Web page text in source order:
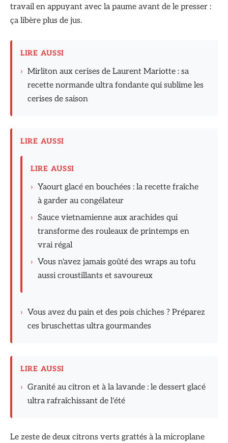
travail en appuyant avec la paume avant de le presser :
ça libère plus de jus.
LIRE AUSSI
› Mirliton aux cerises de Laurent Mariotte : sa
recette normande ultra fondante qui sublime les
cerises de saison
LIRE AUSSI
LIRE AUSSI
› Yaourt glacé en bouchées : la recette fraîche
à garder au congélateur
› Sauce vietnamienne aux arachides qui
transforme des rouleaux de printemps en
vrai régal
› Vous n'avez jamais goûté des wraps au tofu
aussi croustillants et savoureux
› Vous avez du pain et des pois chiches ? Préparez
ces bruschettas ultra gourmandes
LIRE AUSSI
› Granité au citron et à la lavande : le dessert glacé
ultra rafraîchissant de l'été
Le zeste de deux citrons verts grattés à la microplane